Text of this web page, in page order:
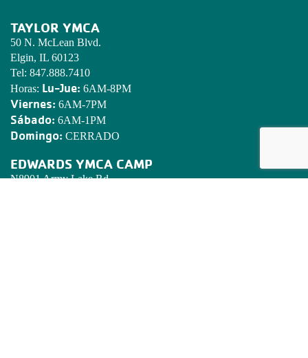
TAYLOR YMCA
50 N. McLean Blvd.
Elgin, IL 60123
Tel: 847.888.7410
Horas: Lu-Jue: 6AM-8PM
Viernes: 6AM-7PM
Sábado: 6AM-1PM
Domingo: CERRADO
EDWARDS YMCA CAMP
N8901 Army Lake Rd.